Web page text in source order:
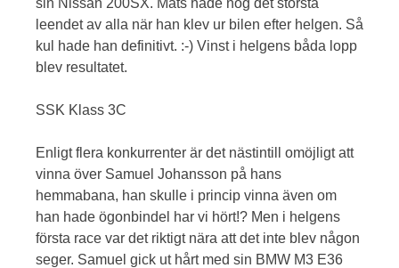
sin Nissan 200SX. Mats hade nog det största
leendet av alla när han klev ur bilen efter helgen. Så
kul hade han definitivt. :-) Vinst i helgens båda lopp
blev resultatet.
SSK Klass 3C
Enligt flera konkurrenter är det nästintill omöjligt att
vinna över Samuel Johansson på hans
hemmabana, han skulle i princip vinna även om
han hade ögonbindel har vi hört!? Men i helgens
första race var det riktigt nära att det inte blev någon
seger. Samuel gick ut hårt med sin BMW M3 E36